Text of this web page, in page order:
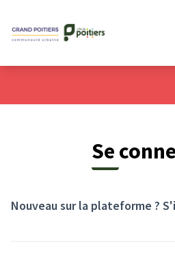
Se
Nouveau sur la plateforme ?